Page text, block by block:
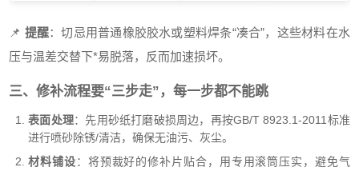
📌 提醒：切忌用普通橡胶胶水或塑料焊条“凑合”，这些材料在水
压与温差交替下*易脱落，反而加速损坏。
三、修补流程要“三步走”，每一步都不能跳
表面处理：先用砂纸打磨破损周边，再按GB/T 8923.1-2011标准
进行喷砂除锈/清洁，确保无油污、灰尘。
材料铺设：将预裁好的修补片贴合，用专用滚筒压实，避免气